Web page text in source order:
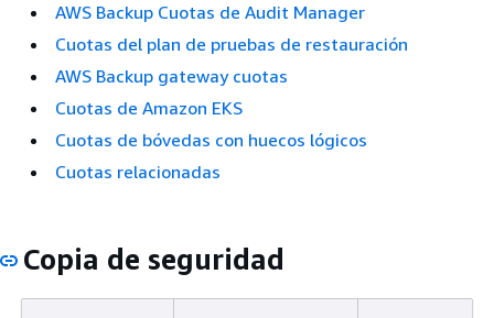
AWS Backup Cuotas de Audit Manager
Cuotas del plan de pruebas de restauración
AWS Backup gateway cuotas
Cuotas de Amazon EKS
Cuotas de bóvedas con huecos lógicos
Cuotas relacionadas
Copia de seguridad